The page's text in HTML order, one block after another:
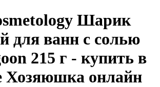
Шарик
для ванн с солью
215 г - купить в
Хозяюшка онлайн